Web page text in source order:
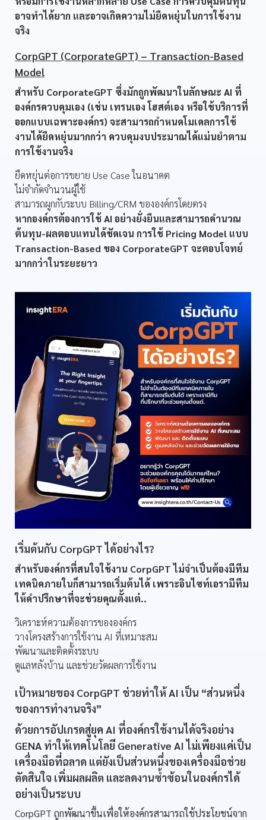
อาจทำได้ยาก และอาจเกิดความไม่ยืดหยุ่นในการใช้งาน
จริง
CorpGPT (CorporateGPT) – Transaction-Based
Model
สำหรับ CorporateGPT ซึ่งมักถูกพัฒนาในลักษณะ AI ที่
องค์กรควบคุมเอง (เช่น เทรนเอง โฮสต์เอง หรือใช้บริการที่
ออกแบบเฉพาะองค์กร) จะสามารถกำหนดโมเดลการใช้
งานได้ยืดหยุ่นมากกว่า ควบคุมงบประมาณได้แม่นยำตาม
การใช้งานจริง
ยืดหยุ่นต่อการขยาย Use Case ในอนาคต
ไม่จำกัดจำนวนผู้ใช้
สามารถผูกกับระบบ Billing/CRM ขององค์กรโดยตรง
หากองค์กรต้องการใช้ AI อย่างยั่งยืนและสามารถคำนวณ
ต้นทุน-ผลตอบแทนได้ชัดเจน การใช้ Pricing Model แบบ
Transaction-Based ของ CorporateGPT จะตอบโจทย์
มากกว่าในระยะยาว
เริ่มต้นกับ CorpGPT ได้อย่างไร?
สำหรับองค์กรที่สนใจใช้งาน CorpGPT ไม่จำเป็นต้องมีทีม
เทคนิคภายในก็สามารถเริ่มต้นได้ เพราะอินไซท์เอรามีทีม
ให้คำปรึกษาที่จะช่วยคุณตั้งแต่..
วิเคราะห์ความต้องการขององค์กร
วางโครงสร้างการใช้งาน AI ที่เหมาะสม
พัฒนาและติดตั้งระบบ
ดูแลหลังบ้าน และช่วยวัดผลการใช้งาน
เป้าหมายของ CorpGPT ช่วยทำให้ AI เป็น “ส่วนหนึ่ง
ของการทำงานจริง”
ด้วยการอัปเกรดสู่ยุค AI ที่องค์กรใช้งานได้จริงอย่าง
GENA ทำให้เทคโนโลยี Generative AI ไม่เพียงแค่เป็น
เครื่องมือที่ฉลาด แต่ยังเป็นส่วนหนึ่งของเครื่องมือช่วย
ตัดสินใจ เพิ่มผลผลิต และลดงานซ้ำซ้อนในองค์กรได้
อย่างเป็นระบบ
CorpGPT ถูกพัฒนาขึ้นเพื่อให้องค์กรสามารถใช้ประโยชน์จาก